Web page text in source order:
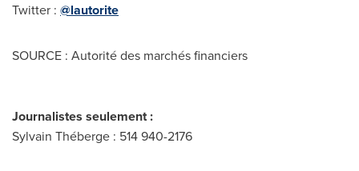
Twitter : @lautorite
SOURCE : Autorité des marchés financiers
Journalistes seulement :
Sylvain Théberge : 514 940-2176